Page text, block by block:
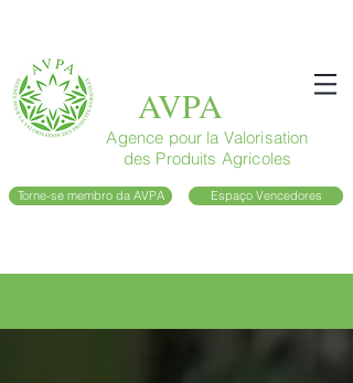
AVPA
Agence pour la Valorisation
des Produits Agricoles
Torne-se membro da AVPA Espaço Vencedores